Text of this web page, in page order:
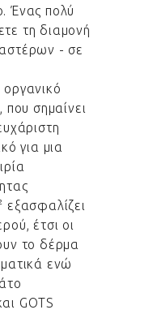
Ένας πολύ
τη διαμονή
- σε
σημαίνει
για μια
έτσι οι
το δέρμα
ενώ
GOTS